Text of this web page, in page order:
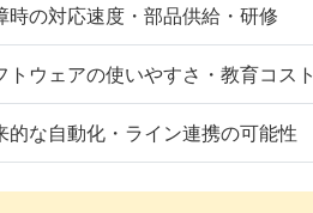
時の対応速度・部品供給・研修
トウェアの使いやすさ・教育コスト
的な自動化・ライン連携の可能性